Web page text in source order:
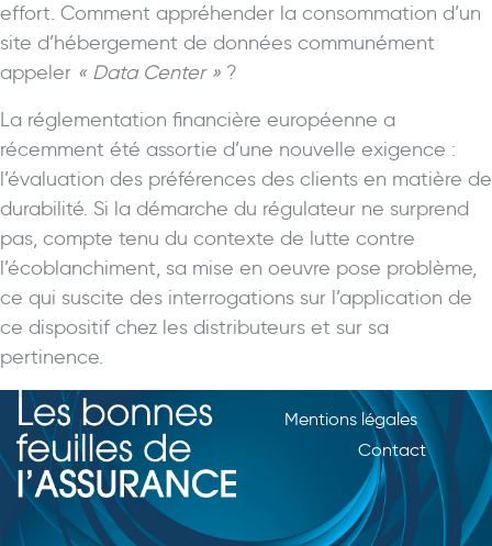
effort. Comment appréhender la consommation d’un
site d’hébergement de données communément
appeler « Data Center » ?
La réglementation financière européenne a
récemment été assortie d’une nouvelle exigence :
l’évaluation des préférences des clients en matière de
durabilité. Si la démarche du régulateur ne surprend
pas, compte tenu du contexte de lutte contre
l’écoblanchiment, sa mise en oeuvre pose problème,
ce qui suscite des interrogations sur l’application de
ce dispositif chez les distributeurs et sur sa
pertinence.
Mentions légales
Contact